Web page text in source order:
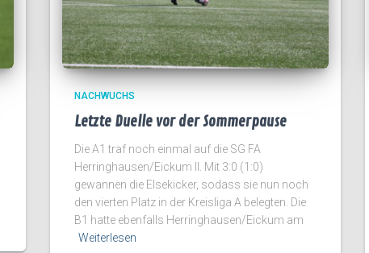
NACHWUCHS
Letzte Duelle vor der Sommerpause
Die A1 traf noch einmal auf die SG FA
Herringhausen/Eickum II. Mit 3:0 (1:0)
gewannen die Elsekicker, sodass sie nun noch
den vierten Platz in der Kreisliga A belegten. Die
B1 hatte ebenfalls Herringhausen/Eickum am
Weiterlesen